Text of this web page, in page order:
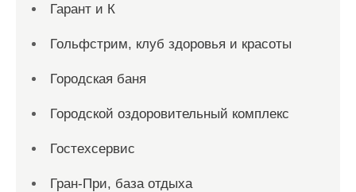
Гарант и К
Гольфстрим, клуб здоровья и красоты
Городская баня
Городской оздоровительный комплекс
Гостехсервис
Гран-При, база отдыха